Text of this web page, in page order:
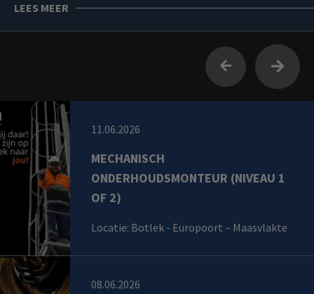
LEES MEER
11.06.2026
MECHANISCH
ONDERHOUDSMONTEUR (NIVEAU 1
OF 2)
Locatie: Botlek - Europoort – Maasvlakte
08.06.2026